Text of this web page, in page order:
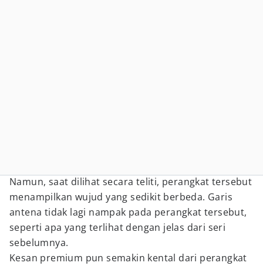
Namun, saat dilihat secara teliti, perangkat tersebut
menampilkan wujud yang sedikit berbeda. Garis
antena tidak lagi nampak pada perangkat tersebut,
seperti apa yang terlihat dengan jelas dari seri
sebelumnya.
Kesan premium pun semakin kental dari perangkat